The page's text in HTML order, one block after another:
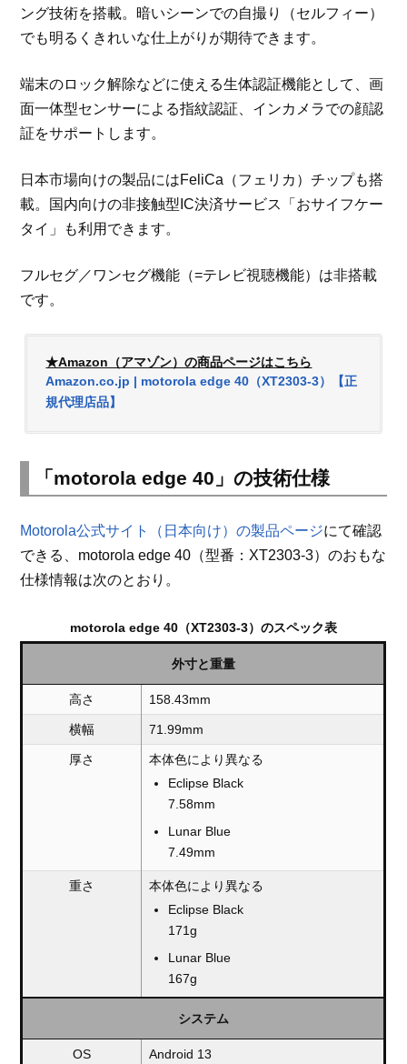
ング技術を搭載。暗いシーンでの自撮り（セルフィー）
でも明るくきれいな仕上がりが期待できます。
端末のロック解除などに使える生体認証機能として、画
面一体型センサーによる指紋認証、インカメラでの顔認
証をサポートします。
日本市場向けの製品にはFeliCa（フェリカ）チップも搭
載。国内向けの非接触型IC決済サービス「おサイフケー
タイ」も利用できます。
フルセグ／ワンセグ機能（=テレビ視聴機能）は非搭載
です。
★Amazon（アマゾン）の商品ページはこちら
Amazon.co.jp | motorola edge 40（XT2303-3）【正
規代理店品】
「motorola edge 40」の技術仕様
Motorola公式サイト（日本向け）の製品ページにて確認
できる、motorola edge 40（型番：XT2303-3）のおもな
仕様情報は次のとおり。
motorola edge 40（XT2303-3）のスペック表
外寸と重量
高さ 158.43mm
横幅 71.99mm
厚さ
本体色により異なる
Eclipse Black
7.58mm
Lunar Blue
7.49mm
重さ
本体色により異なる
Eclipse Black
171g
Lunar Blue
167g
システム
OS Android 13